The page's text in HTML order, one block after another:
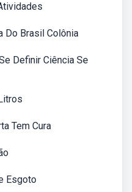
Do Brasil Colônia
Definir Ciência Se
Tem Cura
Esgoto